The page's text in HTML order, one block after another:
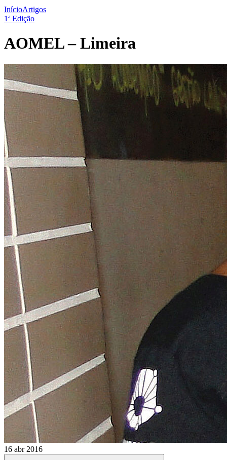
InícioArtigos
1ª Edição
AOMEL – Limeira
16 abr 2016